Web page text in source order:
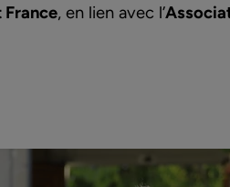
, en lien avec l’